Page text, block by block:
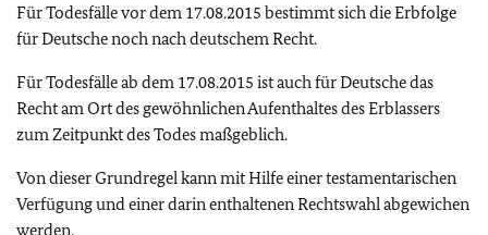
Für Todesfälle vor dem 17.08.2015 bestimmt sich die Erbfolge
für Deutsche noch nach deutschem Recht.
Für Todesfälle ab dem 17.08.2015 ist auch für Deutsche das
Recht am Ort des gewöhnlichen Aufenthaltes des Erblassers
zum Zeitpunkt des Todes maßgeblich.
Von dieser Grundregel kann mit Hilfe einer testamentarischen
Verfügung und einer darin enthaltenen Rechtswahl abgewichen
werden.